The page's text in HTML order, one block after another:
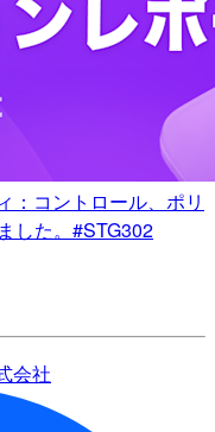
：コントロール、ポリ
した。#STG302
会社